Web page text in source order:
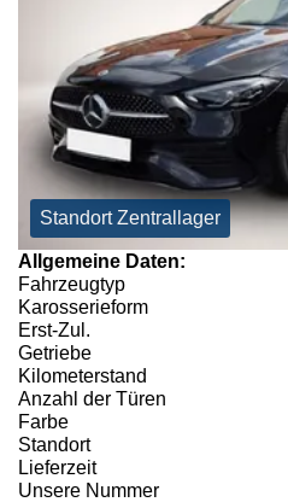
Standort Zentrallager
Allgemeine Daten:
Fahrzeugtyp
Karosserieform
Erst-Zul.
Getriebe
Kilometerstand
Anzahl der Türen
Farbe
Standort
Lieferzeit
Unsere Nummer